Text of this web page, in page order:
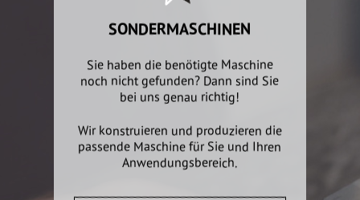
SONDERMASCHINEN
Sie haben die benötigte Maschine
noch nicht gefunden? Dann sind Sie
bei uns genau richtig!
Wir konstruieren und produzieren die
passende Maschine für Sie und Ihren
Anwendungsbereich.